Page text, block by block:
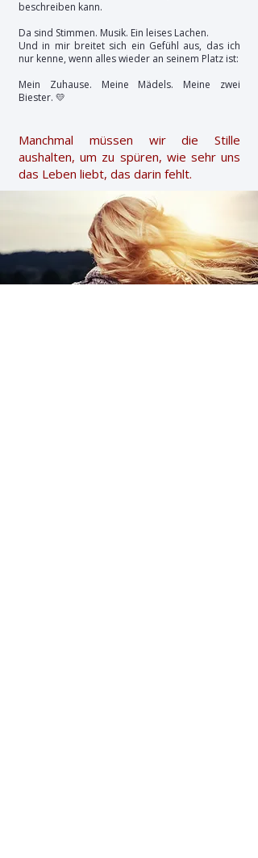
beschreiben kann.
Da sind Stimmen. Musik. Ein leises Lachen.
Und in mir breitet sich ein Gefühl aus, das ich
nur kenne, wenn alles wieder an seinem Platz ist:
Mein Zuhause. Meine Mädels. Meine zwei
Biester. 💛
Manchmal müssen wir die Stille
aushalten, um zu spüren, wie sehr uns
das Leben liebt, das darin fehlt.